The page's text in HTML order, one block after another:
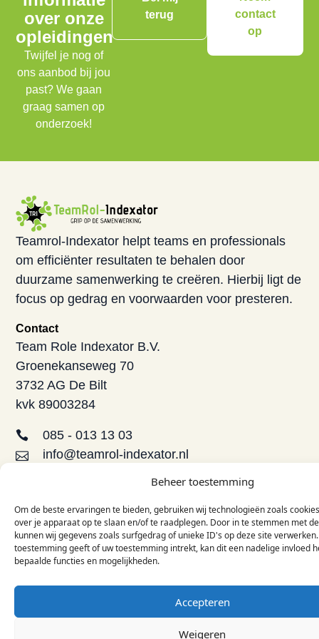
Beheer toestemming
Om de beste ervaringen te bieden, gebruiken wij technologieën zoals
over je apparaat op te slaan en/of te raadplegen. Door in te stemmen met
kunnen wij gegevens zoals surfgedrag of unieke ID's op deze site
toestemming geeft of uw toestemming intrekt, kan dit een nadelige invloed
bepaalde functies en mogelijkheden.
Accepteren
Weigeren
over onze
opleidingen
Twijfel je nog of
ons aanbod bij jou
past? We gaan
graag samen op
onderzoek!
terug
contact
op
Teamrol-Indexator helpt teams en professionals
om efficiënter resultaten te behalen door
duurzame samenwerking te creëren. Hierbij ligt de
focus op gedrag en voorwaarden voor presteren.
Contact
Team Role Indexator B.V.
Groenekanseweg 70
3732 AG De Bilt
kvk 89003284
085 - 013 13 03
info@teamrol-indexator.nl
Opleidingen
De TRI-methode
FAQ
Contact
Informatie